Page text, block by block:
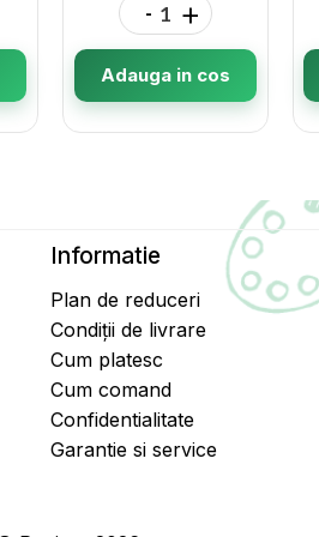
- +
Adauga in cos
Informatie
Plan de reduceri
Condiții de livrare
Cum platesc
Cum comand
Confidentialitate
Garantie si service